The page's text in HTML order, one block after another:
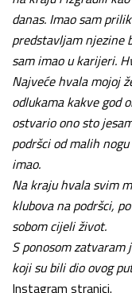
danas. Imao sam
predstavljam njezine
sam imao u karijeri.
Najveće hvala mojoj
odlukama kakve god
ostvario ono sto
podršci od malih
imao.
Na kraju hvala svim
klubova na podršci,
sobom cijeli život.
S ponosom zatvaram
koji su bili dio ovog
Instagram stranici.